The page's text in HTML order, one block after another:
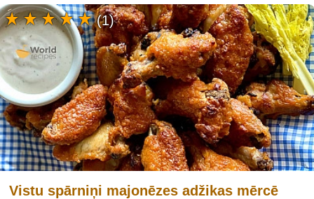
Vistu spārniņi majonēzes adžikas mērcē
(1)